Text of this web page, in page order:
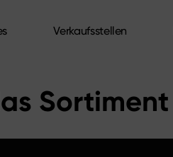
Verkaufsstellen
Sortiment